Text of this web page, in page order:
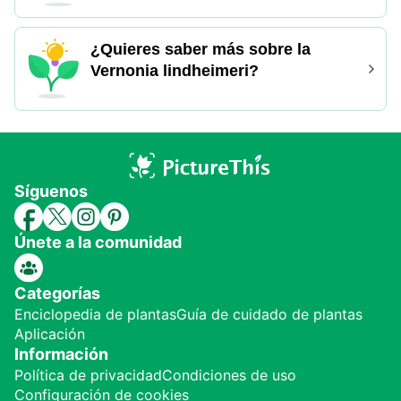
¿Quieres saber más sobre la
Vernonia lindheimeri?
Síguenos
Únete a la comunidad
Categorías
Enciclopedia de plantasGuía de cuidado de plantas
Aplicación
Información
Política de privacidadCondiciones de uso
Configuración de cookies